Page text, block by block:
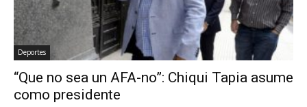
Deportes
“Que no sea un AFA-no”: Chiqui Tapia asume
como presidente